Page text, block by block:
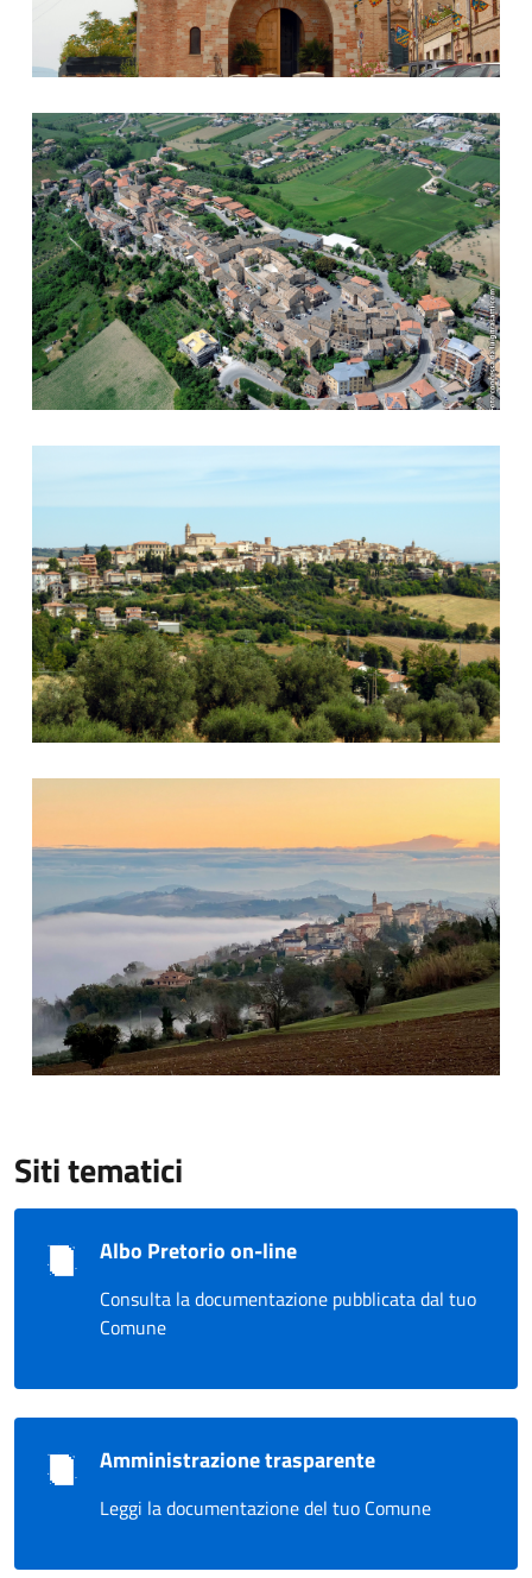
Veduta aerea
Siti tematici
Albo Pretorio on-line
Consulta la documentazione pubblicata dal tuo
Comune
Amministrazione trasparente
Leggi la documentazione del tuo Comune